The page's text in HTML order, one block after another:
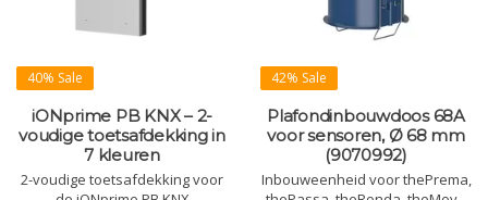
40% Sale
iONprime PB KNX – 2-
voudige toetsafdekking in
7 kleuren
2-voudige toetsafdekking voor
42% Sale
Plafondinbouwdoos 68A
voor sensoren, Ø 68 mm
(9070992)
Inbouweenheid voor thePrema,